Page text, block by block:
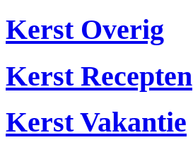
Kerst Overig
Kerst Recepten
Kerst Vakantie